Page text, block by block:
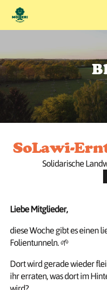
SoLawi-
Solidarische
Liebe Mitglieder,
diese Woche gibt es einen
Folientunneln. 🌱
Dort wird gerade wieder
ihr erraten, was dort im